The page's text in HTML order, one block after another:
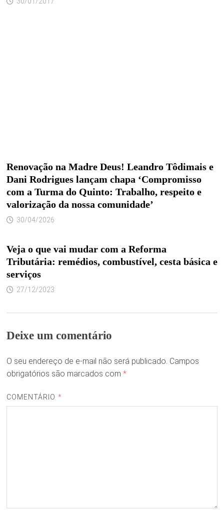
Renovação na Madre Deus! Leandro Tôdimais e
Dani Rodrigues lançam chapa ‘Compromisso
com a Turma do Quinto: Trabalho, respeito e
valorização da nossa comunidade’
30/04/2026
Veja o que vai mudar com a Reforma
Tributária: remédios, combustível, cesta básica e
serviços
27/12/2023
Deixe um comentário
O seu endereço de e-mail não será publicado. Campos
obrigatórios são marcados com *
COMENTÁRIO *